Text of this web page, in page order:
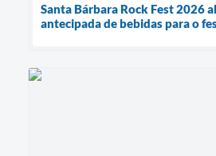
Santa Bárbara Rock Fest 2026
antecipada de bebidas para o